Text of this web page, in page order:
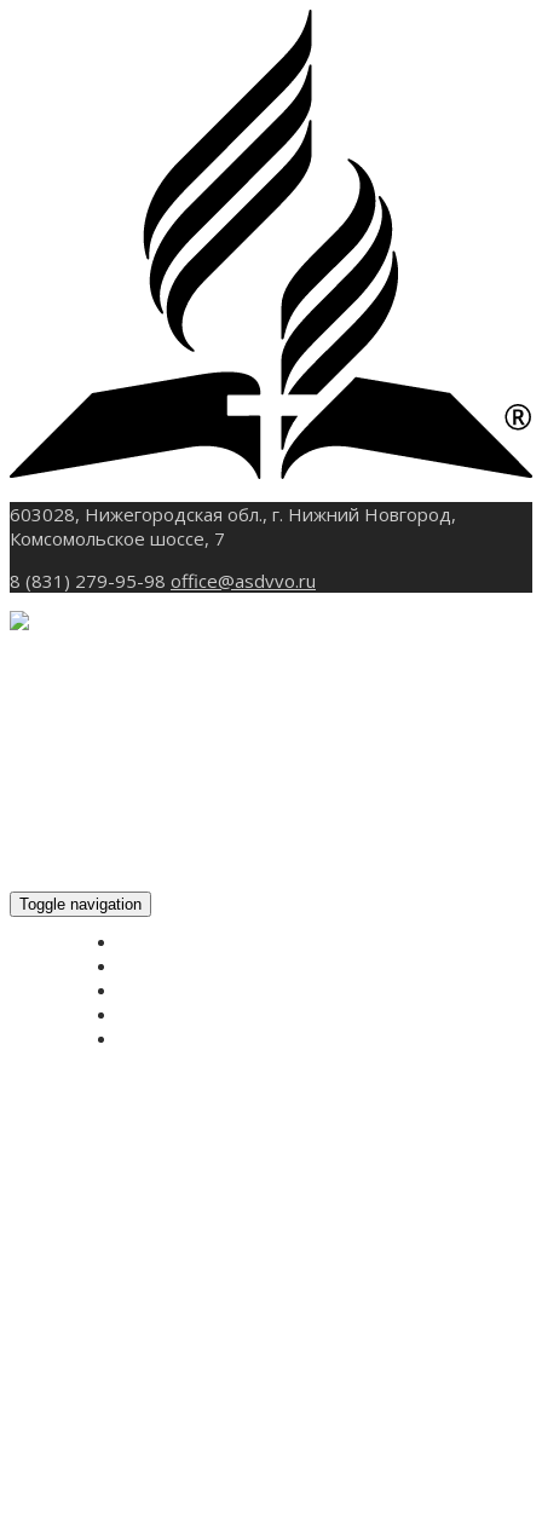
603028, Нижегородская обл., г. Нижний Новгород,
Комсомольское шоссе, 7
8 (831) 279-95-98 office@asdvvo.ru
Toggle navigation